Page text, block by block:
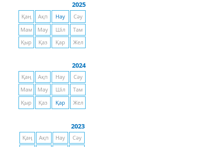
2025
Қаң Ақп Нау
Сәу
Мам
Мау Шіл
Там
Қыр
Қаз Қар Жел
2024
Қаң Ақп Нау
Сәу
Мам
Мау Шіл
Там
Қыр
Қаз Қар Жел
2023
Қаң Ақп Нау Сәу